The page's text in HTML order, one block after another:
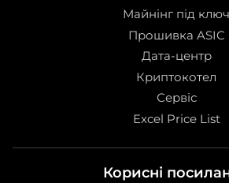
Майнінг під ключ
Прошивка ASIC
Дата-центр
Криптокотел
Сервіс
Excel Price List
Корисні